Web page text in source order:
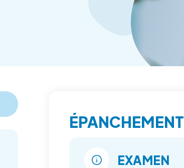
ÉPANCHEMENT
EXAMEN